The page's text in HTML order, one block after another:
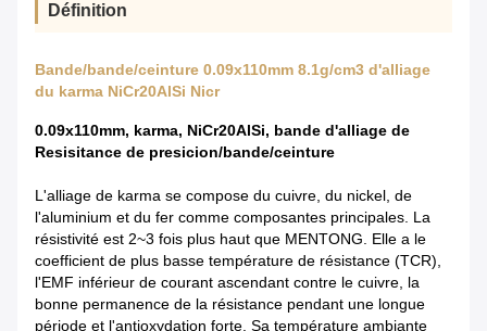
Définition
Bande/bande/ceinture 0.09x110mm 8.1g/cm3 d'alliage
du karma NiCr20AlSi Nicr
0.09x110mm, karma, NiCr20AlSi, bande d'alliage de
Resisitance de presicion/bande/ceinture
L'alliage de karma se compose du cuivre, du nickel, de
l'aluminium et du fer comme composantes principales. La
résistivité est 2~3 fois plus haut que MENTONG. Elle a le
coefficient de plus basse température de résistance (TCR),
l'EMF inférieur de courant ascendant contre le cuivre, la
bonne permanence de la résistance pendant une longue
période et l'antioxydation forte. Sa température ambiante